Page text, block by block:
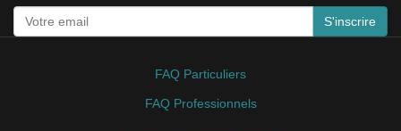
S'inscrire
FAQ Particuliers
FAQ Professionnels